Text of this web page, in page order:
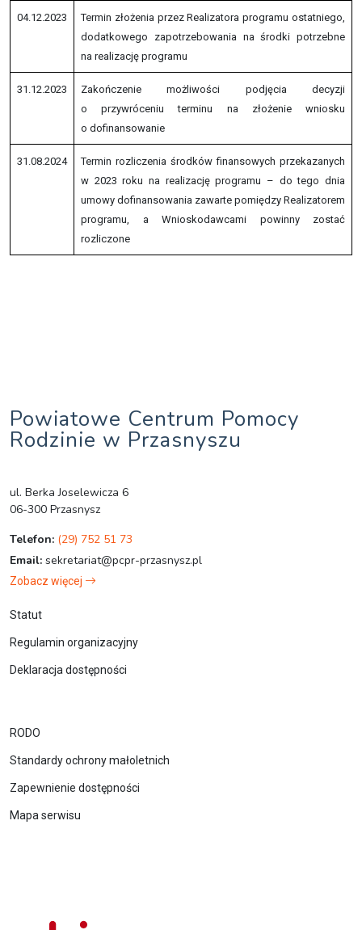
04.12.2023
Termin złożenia przez Realizatora programu ostatniego,
dodatkowego zapotrzebowania na środki potrzebne
na realizację programu
31.12.2023
Zakończenie możliwości podjęcia decyzji
o przywróceniu terminu na złożenie wniosku
o dofinansowanie
31.08.2024
Termin rozliczenia środków finansowych przekazanych
w 2023 roku na realizację programu – do tego dnia
umowy dofinansowania zawarte pomiędzy Realizatorem
programu, a Wnioskodawcami powinny zostać
rozliczone
Powiatowe Centrum Pomocy
Rodzinie w Przasnyszu
ul. Berka Joselewicza 6
06-300 Przasnysz
Telefon: (29) 752 51 73
Email: sekretariat@pcpr-przasnysz.pl
Zobacz więcej
Statut
Regulamin organizacyjny
Deklaracja dostępności
RODO
Standardy ochrony małoletnich
Zapewnienie dostępności
Mapa serwisu